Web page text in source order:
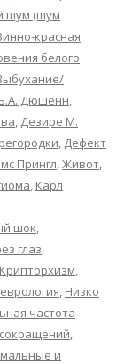
шум (шум
красная
белого
Дюшенн,
, Дезире М.
, Дефект
Прингл,Живот,
, Карл
шок,
глаз,
Крипторхизм,
, Низко
частота
,
и